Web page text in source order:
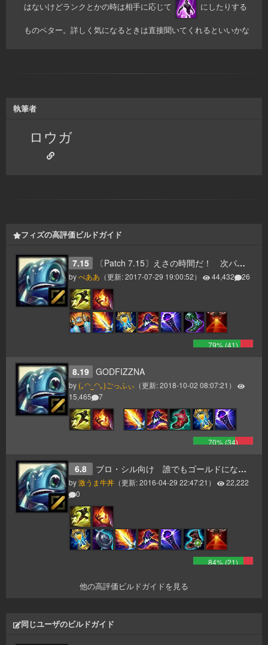
はないけどランクとかの時は相手に応じて
にしたりする
ものベター。詳しく気になるときは直接聞いてくれるといいかな
執筆者
ロウガ
フィズの高評価ビルドガイド
7.15 〔Patch 7.15〕えさの時間だ！ 次パッチでバフがきそうなMid AP Fizz
byべああ （更新:2017-07-29 19:00:52） 44,432 26
79% (41)
8.19 GODFIZZNA
by (｡◠‿◠｡)ごっふぃ （更新:2018-10-02 08:07:21 ）
15,465
7
70% (34)
6.8 ブロ・シル向け 誰でもゴールドになれるfizzガイド midlane
by激うま牛丼 （更新:2016-04-29 22:47:21 ）
22,222
0
84% (21)
他の高評価ビルドガイドを見る
同じユーザのビルドガイド